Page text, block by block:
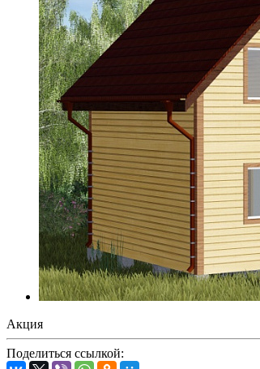
Акция
Поделиться ссылкой: